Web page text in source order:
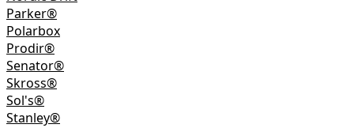
Parker®
Polarbox
Prodir®
Senator®
Skross®
Sol's®
Stanley®